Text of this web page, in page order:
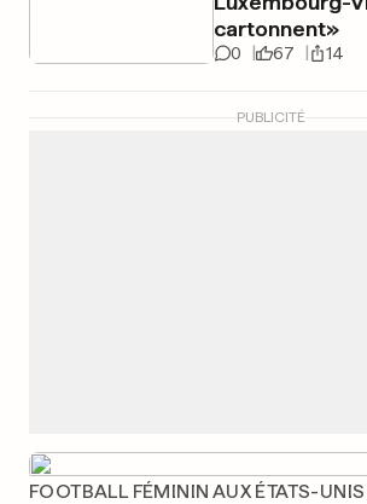
cartonnent»
0 67 14
PUBLICITÉ
FOOTBALL FÉMININ AUX ÉTATS-UNIS